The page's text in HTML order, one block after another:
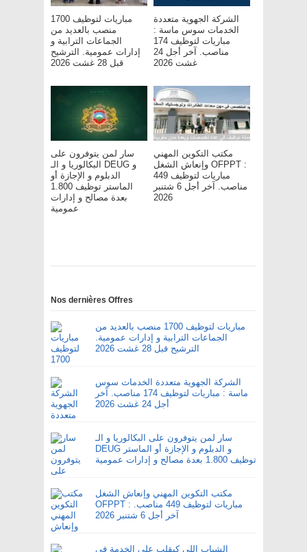
مباريات لتوظيف 1700
منصب بالعديد من
الجماعات الترابية و
إدارات عمومية. الترشيح
قبل 28 غشت 2026
الشركة الجهوية متعددة
الخدمات سوس ماسة :
مباريات لتوظيف 174
مناصب. آخر أجل 24
غشت 2026
سار لمن يتوفرون على
البكالوريا و الـ DEUG و
الدبلوم و الإجازة أو
الماستر توظيف 1.800
بعدة مصالح و إدارات
عمومية
مكتب التكوين المهني
وإنعاش الشغل OFPPT :
مباريات لتوظيف 449
مناصب. آخر أجل 6 شتنبر
2026
Nos dernières Offres
مباريات لتوظيف 1700 منصب بالعديد من
الجماعات الترابية و إدارات عمومية.
الترشيح قبل 28 غشت 2026
الشركة الجهوية متعددة الخدمات سوس
ماسة : مباريات لتوظيف 174 مناصب. آخر
أجل 24 غشت 2026
سار لمن يتوفرون على البكالوريا و الـ
DEUG و الدبلوم و الإجازة أو الماستر
توظيف 1.800 بعدة مصالح و إدارات عمومية
مكتب التكوين المهني وإنعاش الشغل
OFPPT : مباريات لتوظيف 449 مناصب.
آخر أجل 6 شتنبر 2026
الشباب اللي كيقلب على الخدمة في